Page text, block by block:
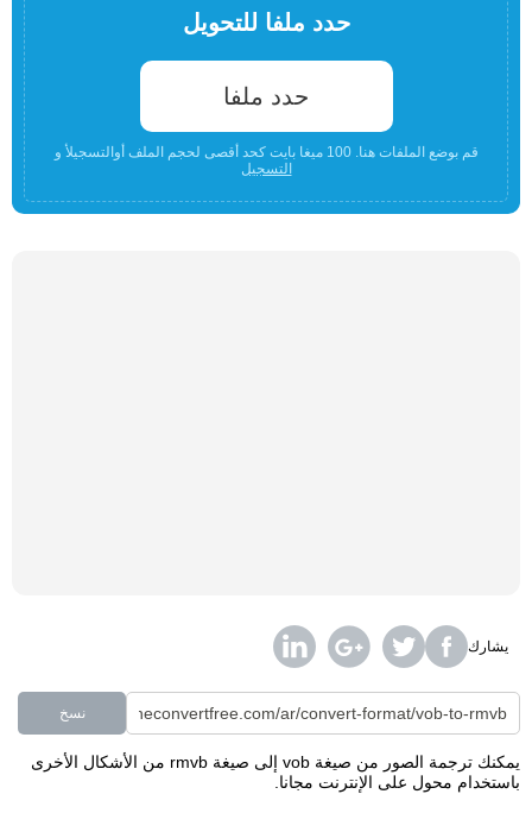
حدد ملفا للتحويل
حدد ملفا
قم بوضع الملفات هنا. 100 ميغا بايت كحد أقصى لحجم الملف أوالتسجيلأ و
التسجيل
يشارك
نسخ
يمكنك ترجمة الصور من صيغة vob إلى صيغة rmvb من الأشكال الأخرى
باستخدام محول على الإنترنت مجانا.